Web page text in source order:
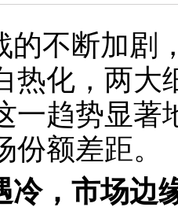
的不断加剧
热化，两大
一趋势显
份额差距。
冷，市场边